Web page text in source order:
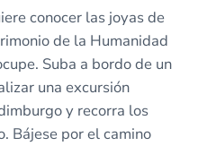
conocer las joyas de
de la Humanidad
Suba a bordo de un
una excursión
y recorra los
Bájese por el camino